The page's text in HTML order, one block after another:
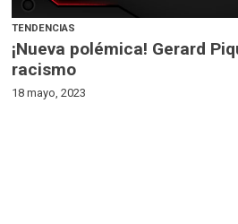
TENDENCIAS
¡Nueva polémica! Gerard
racismo
18 mayo, 2023